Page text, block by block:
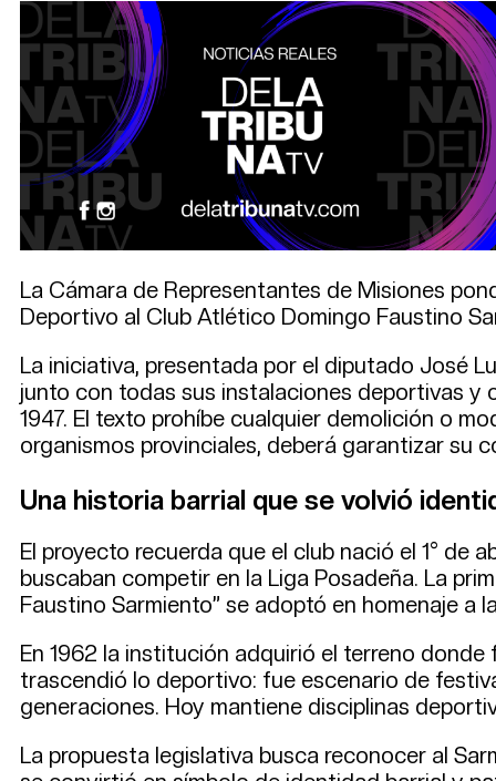
La Cámara de Representantes de Misiones
Deportivo al Club Atlético Domingo Faustino
La iniciativa, presentada por el diputado José
junto con todas sus instalaciones deportivas y
1947. El texto prohíbe cualquier demolición o
organismos provinciales, deberá garantizar su
Una historia barrial que se volvió
El proyecto recuerda que el club nació el 1° de
buscaban competir en la Liga Posadeña. La
Faustino Sarmiento” se adoptó en homenaje a
En 1962 la institución adquirió el terreno
trascendió lo deportivo: fue escenario de
generaciones. Hoy mantiene disciplinas
La propuesta legislativa busca reconocer al